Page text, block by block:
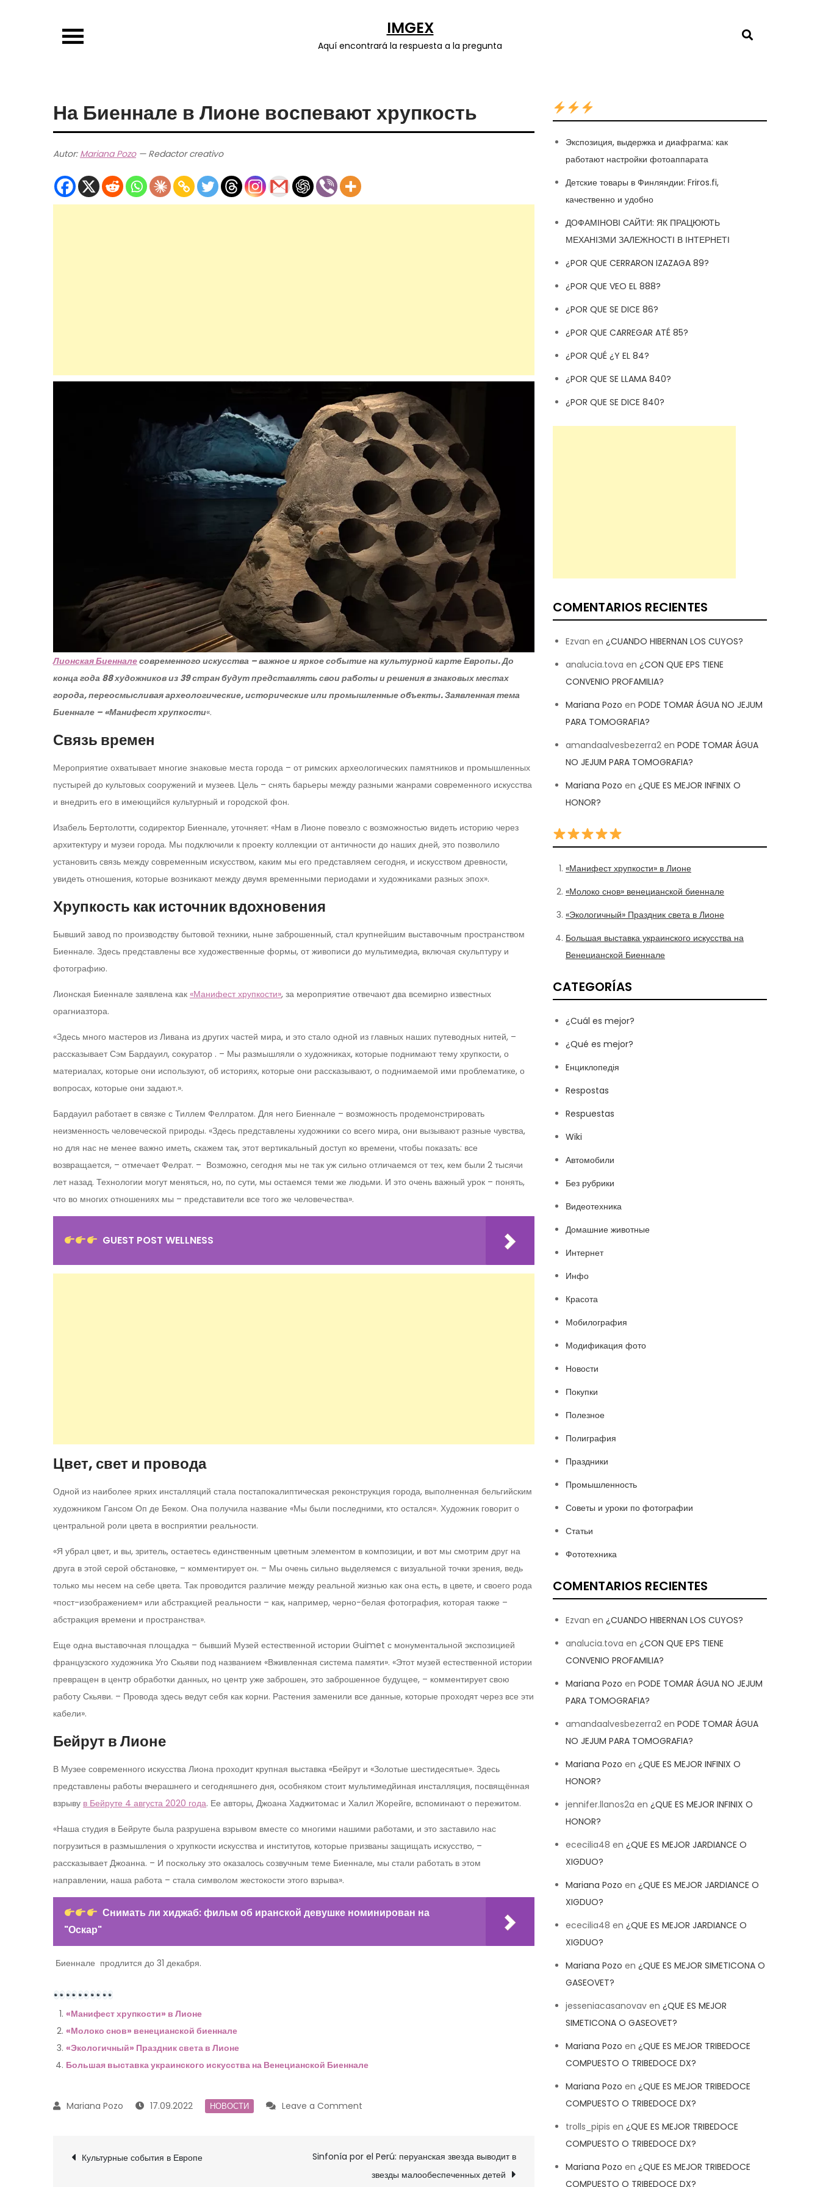
IMGEX
Aquí encontrará la respuesta a la pregunta
На Биеннале в Лионе воспевают хрупкость
Autor: Mariana Pozo— Redactor creativo
Лионская Биенналесовременного искусства – важное и яркое событие на культурной карте Европы. До
конца года 88 художников из 39 стран будут представлять свои работы и решения в знаковых местах
города, переосмысливая археологические, исторические или промышленные объекты. Заявленная тема
Биеннале – «Манифест хрупкости«.
Связь времен
Мероприятие охватывает многие знаковые места города – от римских археологических памятников и промышленных
пустырей до культовых сооружений и музеев. Цель – снять барьеры между разными жанрами современного искусства
и внедрить его в имеющийся культурный и городской фон.
Изабель Бертолотти, содиректор Биеннале, уточняет: «Нам в Лионе повезло с возможностью видеть историю через
архитектуру и музеи города. Мы подключили к проекту коллекции от античности до наших дней, это позволило
установить связь между современным искусством, каким мы его представляем сегодня, и искусством древности,
увидеть отношения, которые возникают между двумя временными периодами и художниками разных эпох».
Хрупкость как источник вдохновения
Бывший завод по производству бытовой техники, ныне заброшенный, стал крупнейшим выставочным пространством
Биеннале. Здесь представлены все художественные формы, от живописи до мультимедиа, включая скульптуру и
фотографию.
Лионская Биеннале заявлена как «Манифест хрупкости», за мероприятие отвечают два всемирно известных
орагниазтора.
«Здесь много мастеров из Ливана из других частей мира, и это стало одной из главных наших путеводных нитей, –
рассказывает Сэм Бардауил, сокуратор . – Мы размышляли о художниках, которые поднимают тему хрупкости, о
материалах, которые они используют, об историях, которые они рассказывают, о поднимаемой ими проблематике, о
вопросах, которые они задают.».
Бардауил работает в связке с Тиллем Феллратом. Для него Биеннале – возможность продемонстрировать
неизменность человеческой природы. «Здесь представлены художники со всего мира, они вызывают разные чувства,
но для нас не менее важно иметь, скажем так, этот вертикальный доступ ко времени, чтобы показать: все
возвращается, – отмечает Фелрат. – Возможно, сегодня мы не так уж сильно отличаемся от тех, кем были 2 тысячи
лет назад. Технологии могут меняться, но, по сути, мы остаемся теми же людьми. И это очень важный урок – понять,
что во многих отношениях мы – представители все того же человечества».
GUEST POST WELLNESS
Цвет, свет и провода
Одной из наиболее ярких инсталляций стала постапокалиптическая реконструкция города, выполненная бельгийским
художником Гансом Оп де Беком. Она получила название «Мы были последними, кто остался». Художник говорит о
центральной роли цвета в восприятии реальности.
«Я убрал цвет, и вы, зритель, остаетесь единственным цветным элементом в композиции, и вот мы смотрим друг на
друга в этой серой обстановке, – комментирует он. – Мы очень сильно выделяемся с визуальной точки зрения, ведь
только мы несем на себе цвета. Так проводится различие между реальной жизнью как она есть, в цвете, и своего рода
«пост-изображением» или абстракцией реальности – как, например, черно-белая фотография, которая также –
абстракция времени и пространства».
Еще одна выставочная площадка – бывший Музей естественной истории Guimet с монументальной экспозицией
французского художника Уго Скьяви под названием «Вживленная система памяти». «Этот музей естественной истории
превращен в центр обработки данных, но центр уже заброшен, это заброшенное будущее, – комментирует свою
работу Скьяви. – Провода здесь ведут себя как корни. Растения заменили все данные, которые проходят через все эти
кабели».
Бейрут в Лионе
В Музее современного искусства Лиона проходит крупная выставка «Бейрут и «Золотые шестидесятые». Здесь
представлены работы вчерашнего и сегодняшнего дня, особняком стоит мультимедйиная инсталляция, посвящённая
взрыву в Бейруте 4 августа 2020 года. Ее авторы, Джоана Хаджитомас и Халил Жорейге, вспоминают о пережитом.
«Наша студия в Бейруте была разрушена взрывом вместе со многими нашими работами, и это заставило нас
погрузиться в размышления о хрупкости искусства и институтов, которые призваны защищать искусство, –
рассказывает Джоанна. – И поскольку это оказалось созвучным теме Биеннале, мы стали работать в этом
направлении, наша работа – стала символом жестокости этого взрыва».
Снимать ли хиджаб: фильм об иранской девушке номинирован на
"Оскар"
Биеннале продлится до 31 декабря.
«Манифест хрупкости» в Лионе
«Молоко снов» венецианской биеннале
«Экологичный» Праздник света в Лионе
Большая выставка украинского искусства на Венецианской Биеннале
17.09.2022 НОВОСТИ Leave a Comment
в
Лионе
Navegación
Культурные события в Европе
Sinfonía por el Perú: перуанская звезда выводит в
звезды малообеспеченных детей
Экспозиция, выдержка и диафрагма: как
работают настройки фотоаппарата
Детские товары в Финляндии: Friros.fi,
качественно и удобно
ДОФАМІНОВІ САЙТИ: ЯК ПРАЦЮЮТЬ
МЕХАНІЗМИ ЗАЛЕЖНОСТІ В ІНТЕРНЕТІ
¿POR QUE CERRARON IZAZAGA 89?
¿POR QUE VEO EL 888?
¿POR QUE SE DICE 86?
¿POR QUE CARREGAR ATÉ 85?
¿POR QUÉ ¿Y EL 84?
¿POR QUE SE LLAMA 840?
¿POR QUE SE DICE 840?
COMENTARIOS RECIENTES
Ezvan en ¿CUANDO HIBERNAN LOS CUYOS?
analucia.tova en ¿CON QUE EPS TIENE
CONVENIO PROFAMILIA?
Mariana Pozo en PODE TOMAR ÁGUA NO JEJUM
PARA TOMOGRAFIA?
amandaalvesbezerra2 en PODE TOMAR ÁGUA
NO JEJUM PARA TOMOGRAFIA?
Mariana Pozo en ¿QUE ES MEJOR INFINIX O
HONOR?
«Манифест хрупкости» в Лионе
«Молоко снов» венецианской биеннале
«Экологичный» Праздник света в Лионе
Большая выставка украинского искусства на
Венецианской Биеннале
CATEGORÍAS
¿Cuál es mejor?
¿Qué es mejor?
Eнциклопедія
Respostas
Respuestas
Wiki
Автомобили
Без рубрики
Видеотехника
Домашние животные
Интернет
Инфо
Красота
Мобилография
Модификация фото
Новости
Покупки
Полезное
Полиграфия
Праздники
Промышленность
Советы и уроки по фотографии
Статьи
Фототехника
COMENTARIOS RECIENTES
Ezvan en ¿CUANDO HIBERNAN LOS CUYOS?
analucia.tova en ¿CON QUE EPS TIENE
CONVENIO PROFAMILIA?
Mariana Pozo en PODE TOMAR ÁGUA NO JEJUM
PARA TOMOGRAFIA?
amandaalvesbezerra2 en PODE TOMAR ÁGUA
NO JEJUM PARA TOMOGRAFIA?
Mariana Pozo en ¿QUE ES MEJOR INFINIX O
HONOR?
jennifer.llanos2a en ¿QUE ES MEJOR INFINIX O
HONOR?
ececilia48 en ¿QUE ES MEJOR JARDIANCE O
XIGDUO?
Mariana Pozo en ¿QUE ES MEJOR JARDIANCE O
XIGDUO?
ececilia48 en ¿QUE ES MEJOR JARDIANCE O
XIGDUO?
Mariana Pozo en ¿QUE ES MEJOR SIMETICONA O
GASEOVET?
jesseniacasanovav en ¿QUE ES MEJOR
SIMETICONA O GASEOVET?
Mariana Pozo en ¿QUE ES MEJOR TRIBEDOCE
COMPUESTO O TRIBEDOCE DX?
Mariana Pozo en ¿QUE ES MEJOR TRIBEDOCE
COMPUESTO O TRIBEDOCE DX?
trolls_pipis en ¿QUE ES MEJOR TRIBEDOCE
COMPUESTO O TRIBEDOCE DX?
Mariana Pozo en ¿QUE ES MEJOR TRIBEDOCE
COMPUESTO O TRIBEDOCE DX?